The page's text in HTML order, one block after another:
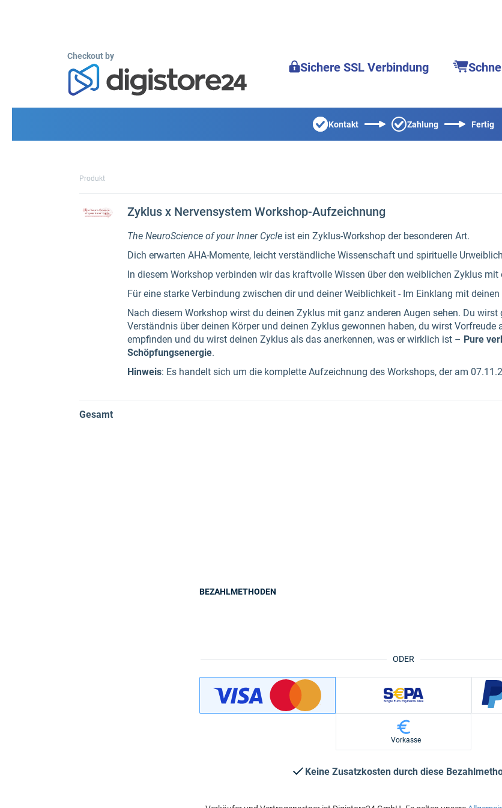
Checkout by
Sichere SSL Verbindung
Kontakt Zahlung Fertig
Produkt
Zyklus x Nervensystem Workshop-Aufzeichnung
The NeuroScience of your Inner Cycle ist ein Zyklus-Workshop der besonderen Art.
Dich erwarten AHA-Momente, leicht verständliche Wissenschaft und spirituelle
In diesem Workshop verbinden wir das kraftvolle Wissen über den weiblichen Zyklus mit
Für eine starke Verbindung zwischen dir und deiner Weiblichkeit - Im Einklang mit
Nach diesem Workshop wirst du deinen Zyklus mit ganz anderen Augen sehen. Du
Verständnis über deinen Körper und deinen Zyklus gewonnen haben, du wirst
empfinden und du wirst deinen Zyklus als das anerkennen, was er wirklich ist – Pure
Schöpfungsenergie.
Hinweis: Es handelt sich um die komplette Aufzeichnung des Workshops, der am
Gesamt
ODER
BEZAHLMETHODEN
Vorkasse
Keine Zusatzkosten durch diese